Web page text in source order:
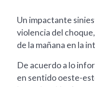
Un impactante
violencia del
de la mañana en la
De acuerdo a lo
en sentido oeste-